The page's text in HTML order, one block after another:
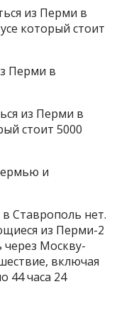
из Перми в
который стоит
Перми в
из Перми в
стоит 5000
и
Ставрополь нет.
из Перми-2
Москву-
включая
44 часа 24